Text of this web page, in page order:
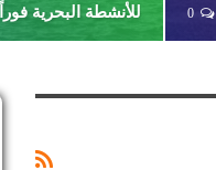
للأنشطة البحرية فوراً